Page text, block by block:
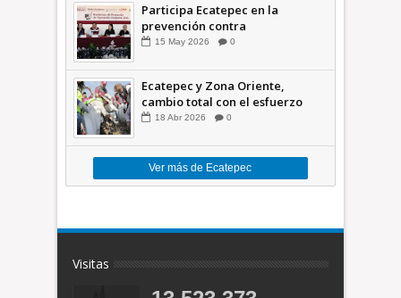
Participa Ecatepec en la
prevención contra
inundaciones en el Valle de
15 May 2026 0
Ecatepec y Zona Oriente,
cambio total con el esfuerzo
conjunto: Azucena; retiran 21
18 Abr 2026 0
Ver más de Ecatepec
Visitas